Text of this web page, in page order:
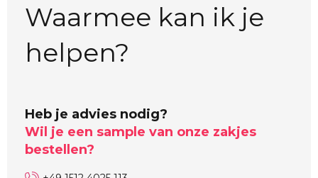
Waarmee kan ik je
helpen?
Heb je advies nodig?
Wil je een sample van onze zakjes
bestellen?